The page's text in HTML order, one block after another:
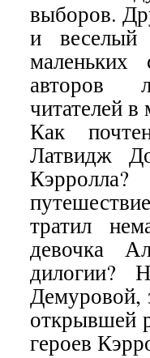
выборов.
и веселый
авторов
читателей в
Как
Латвидж
Кэрролла?
тратил
девочка
дилогии?
Демуровой,
открывшей
героев